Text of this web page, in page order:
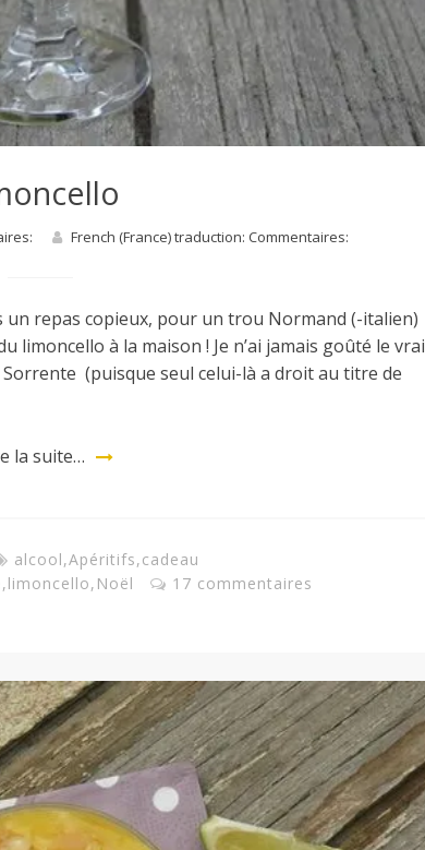
French (France) traduction: Commentaires:
repas copieux, pour un trou Normand (-italien)
limoncello à la maison ! Je n’ai jamais goûté le vrai
(puisque seul celui-là a droit au titre de
la suite…
alcool,Apéritifs,cadeau
,limoncello, Noël 17 commentaires